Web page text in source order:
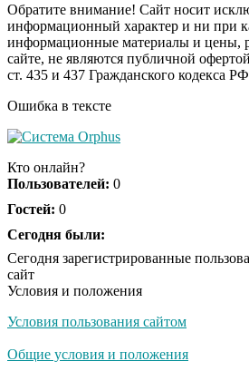
долго
Королева вагона
отожгла! Видео не
оставит равнодушным
Забывший о
Плющенко отправляет
Обратите внимание! Сайт носит
информационный характер и ни при
информационные материалы и цены,
сайте, не являются публичной
ст. 435 и 437 Гражданского кодекса
Ошибка в тексте
Кто онлайн?
Пользователей: 0
Гостей: 0
Сегодня были:
Сегодня зарегистрированные
сайт
Условия и положения
Условия пользования сайтом
Общие условия и положения